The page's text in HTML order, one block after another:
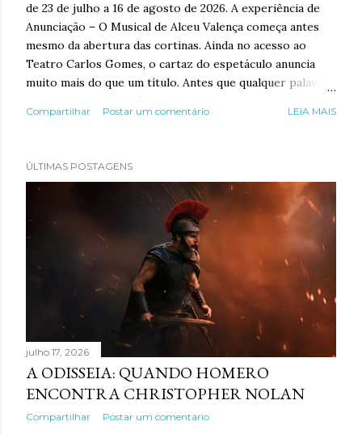
de 23 de julho a 16 de agosto de 2026. A experiência de
Anunciação – O Musical de Alceu Valença começa antes
mesmo da abertura das cortinas. Ainda no acesso ao
Teatro Carlos Gomes, o cartaz do espetáculo anuncia
muito mais do que um título. Antes que qualquer palavra
se imponha, o olhar é capturado por um universo de
cores e símbolos profundamente enraizados no
cordel convivem numa composição de exuberante
riqueza visual. Os dizeres permanecem discretos diante
daquela explosão iconográfica, como se o convite
devesse acontecer primeiro pela emoção e só depois
pela informação. A peça gráfica deixa de cumprir apenas
uma função publicitária para transformar-se no primeiro
cenário do espetáculo, um portal sensorial para o
imaginário poético de Alceu Valença. Essa escolh...
Compartilhar Postar um comentário LEIA MAIS
ÚLTIMAS POSTAGENS
julho 17, 2026
A ODISSEIA: QUANDO HOMERO
ENCONTRA CHRISTOPHER NOLAN
Compartilhar Postar um comentário